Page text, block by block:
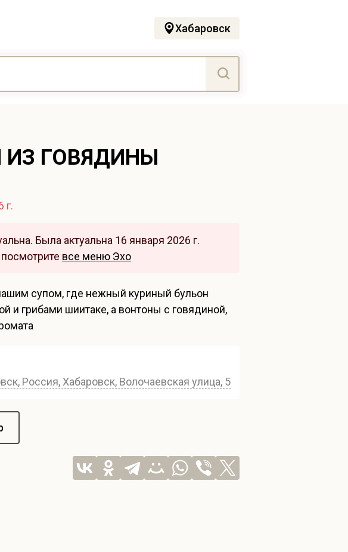
Хабаровск
ГОВЯДИНЫ
г.
Была актуальна 16 января 2026 г.
все меню Эхо
супом, где нежный куриный бульон
и грибами шиитаке, а вонтоны с говядиной,
Россия, Хабаровск, Волочаевская улица, 54